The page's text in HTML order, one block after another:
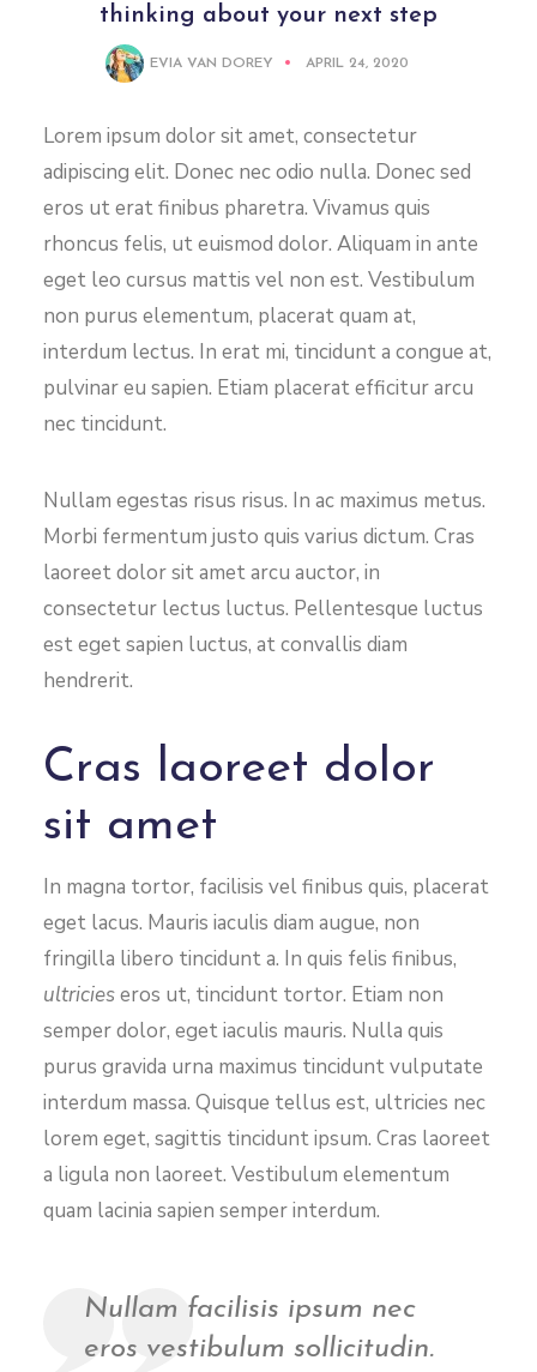
thinking about your next step
EVIA VAN DOREY APRIL 24, 2020
Lorem ipsum dolor sit amet, consectetur
adipiscing elit. Donec nec odio nulla. Donec sed
eros ut erat finibus pharetra. Vivamus quis
rhoncus felis, ut euismod dolor. Aliquam in ante
eget leo cursus mattis vel non est. Vestibulum
non purus elementum, placerat quam at,
interdum lectus. In erat mi, tincidunt a congue at,
pulvinar eu sapien. Etiam placerat efficitur arcu
nec tincidunt.
Nullam egestas risus risus. In ac maximus metus.
Morbi fermentum justo quis varius dictum. Cras
laoreet dolor sit amet arcu auctor, in
consectetur lectus luctus. Pellentesque luctus
est eget sapien luctus, at convallis diam
hendrerit.
Cras laoreet dolor
sit amet
In magna tortor, facilisis vel finibus quis, placerat
eget lacus. Mauris iaculis diam augue, non
fringilla libero tincidunt a. In quis felis finibus,
ultricieseros ut, tincidunt tortor. Etiam non
semper dolor, eget iaculis mauris. Nulla quis
purus gravida urna maximus tincidunt vulputate
interdum massa. Quisque tellus est, ultricies nec
lorem eget, sagittis tincidunt ipsum. Cras laoreet
a ligula non laoreet. Vestibulum elementum
quam lacinia sapien semper interdum.
Nullam facilisis ipsum nec
eros vestibulum sollicitudin.